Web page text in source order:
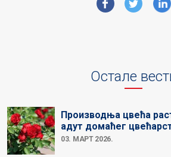
Остале
03. МАРТ 2026.
Производња цвећа
адут домаћег